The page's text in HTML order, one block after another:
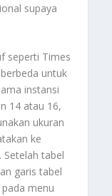
supaya
seperti Times
untuk
instansi
14 atau 16,
ukuran
ke
tabel
garis tabel
menu